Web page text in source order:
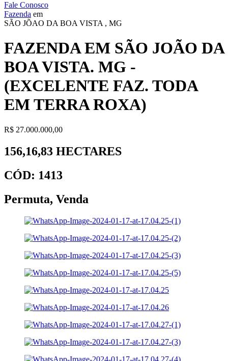
Fale Conosco
Fazenda em
SÃO JÕAO DA BOA VISTA , MG
FAZENDA EM SÃO JOÃO DA
BOA VISTA. MG -
(EXCELENTE FAZ. TODA
EM TERRA ROXA)
R$ 27.000.000,00
156,16,83 HECTARES
CÓD: 1413
Permuta, Venda